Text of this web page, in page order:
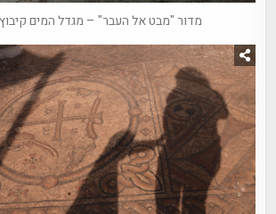
מדור "מבט אל העבר" – מגדל המים